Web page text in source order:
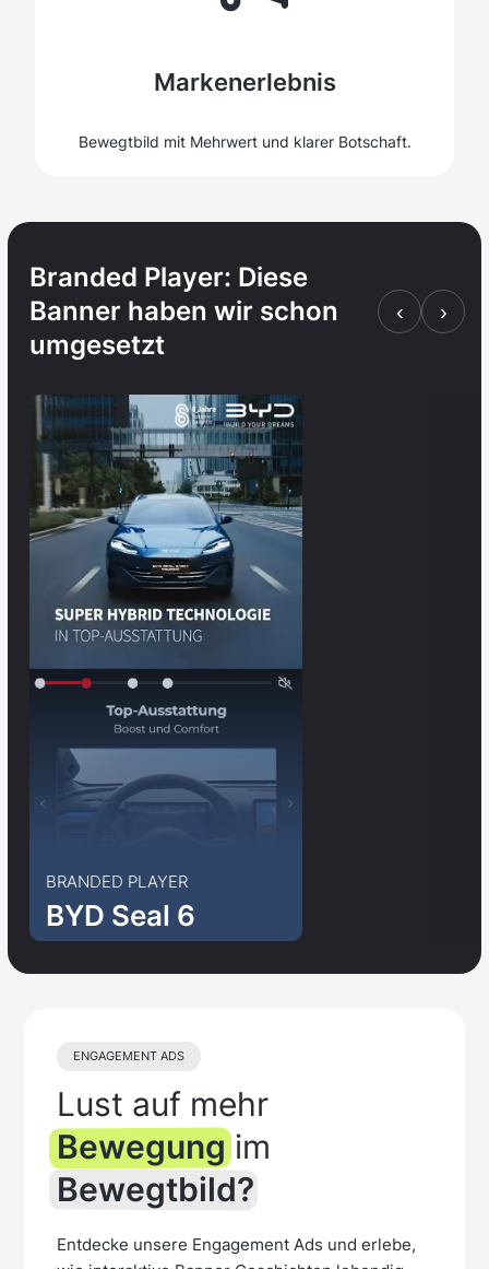
Markenerlebnis
Bewegtbild mit Mehrwert und klarer Botschaft.
Branded Player: Diese
Banner haben wir schon
umgesetzt
‹ ›
BRANDED PLAYER
BYD Seal 6
ENGAGEMENT ADS
Lust auf mehr
Bewegungim
Bewegtbild?
Entdecke unsere Engagement Ads und erlebe,